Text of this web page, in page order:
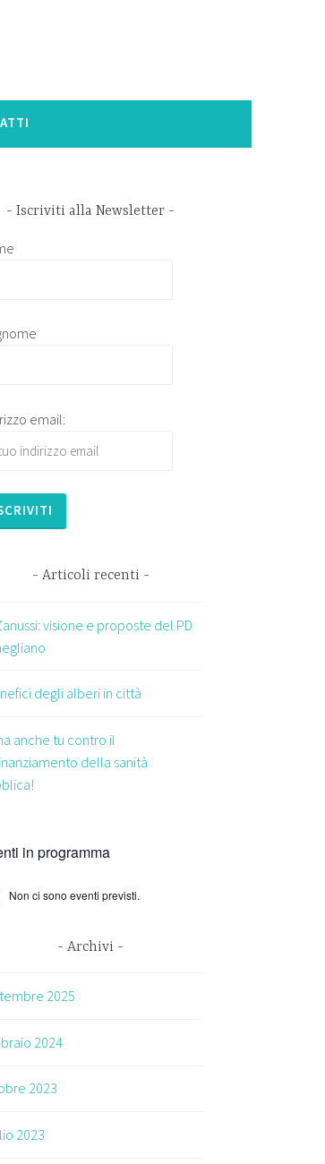
Iscriviti alla Newsletter
email:
Articoli recenti
visione e proposte del PD
degli alberi in città
anche tu contro il
della sanità
in programma
Non ci sono eventi previsti.
Archivi
2025
2024
2023
2023